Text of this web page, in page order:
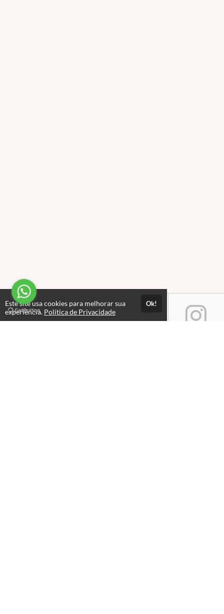
Este site usa cookies para melhorar sua
experiência. Política de Privacidade
Ok!